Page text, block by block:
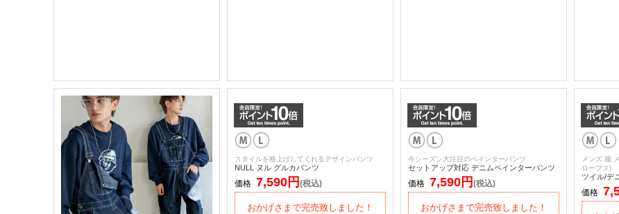
スタイルを格上げしてくれるデザインパンツ
NULL ヌル グルカパンツ
価格 7,590円 (税込)
おかげさまで完売致しました！
今シーズン大注目のペインターパンツ
セットアップ対応 デニムペインターパンツ
価格 7,590円 (税込)
おかげさまで完売致しました！
メンズ 服
ローブス)
ツイル/デ
価格